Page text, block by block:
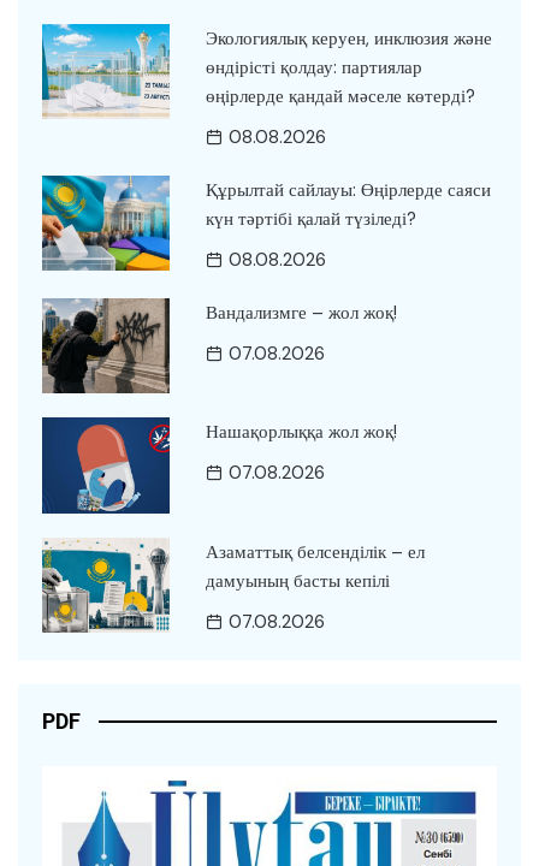
Экологиялық керуен, инклюзия және
өндірісті қолдау: партиялар
өңірлерде қандай мәселе көтерді?
08.08.2026
Құрылтай сайлауы: Өңірлерде саяси
күн тәртібі қалай түзіледі?
08.08.2026
Вандализмге – жол жоқ!
07.08.2026
Нашақорлыққа жол жоқ!
07.08.2026
Азаматтық белсенділік – ел
дамуының басты кепілі
07.08.2026
PDF